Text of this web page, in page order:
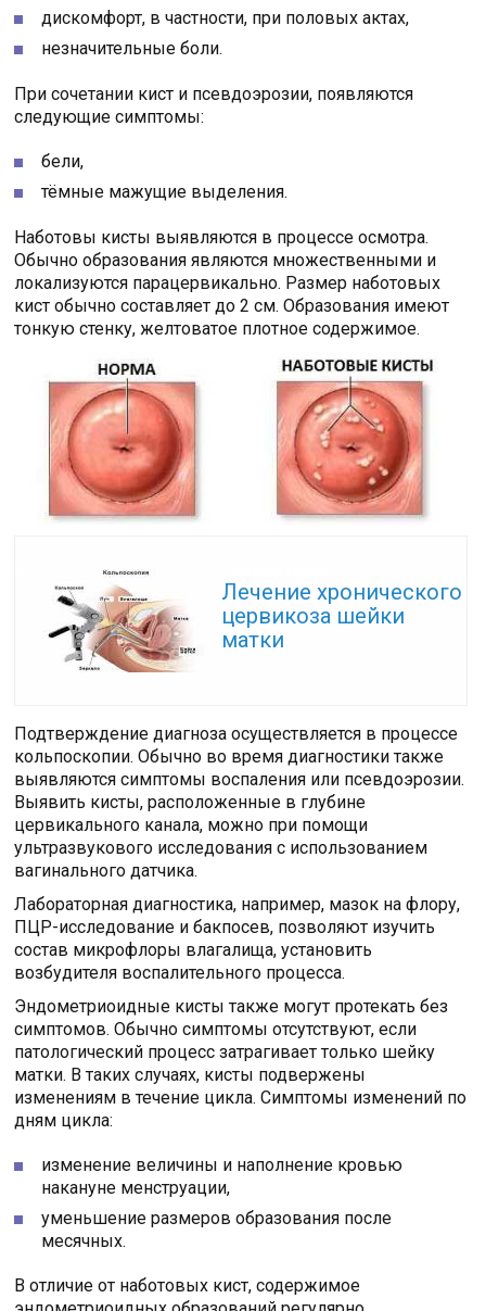
дискомфорт, в частности, при половых актах,
незначительные боли.
При сочетании кист и псевдоэрозии, появляются
следующие симптомы:
бели,
тёмные мажущие выделения.
Наботовы кисты выявляются в процессе осмотра.
Обычно образования являются множественными и
локализуются парацервикально. Размер наботовых
кист обычно составляет до 2 см. Образования имеют
тонкую стенку, желтоватое плотное содержимое.
Лечение хронического
цервикоза шейки
матки
Подтверждение диагноза осуществляется в процессе
кольпоскопии. Обычно во время диагностики также
выявляются симптомы воспаления или псевдоэрозии.
Выявить кисты, расположенные в глубине
цервикального канала, можно при помощи
ультразвукового исследования с использованием
вагинального датчика.
Лабораторная диагностика, например, мазок на флору,
ПЦР-исследование и бакпосев, позволяют изучить
состав микрофлоры влагалища, установить
возбудителя воспалительного процесса.
Эндометриоидные кисты также могут протекать без
симптомов. Обычно симптомы отсутствуют, если
патологический процесс затрагивает только шейку
матки. В таких случаях, кисты подвержены
изменениям в течение цикла. Симптомы изменений по
дням цикла:
изменение величины и наполнение кровью
накануне менструации,
уменьшение размеров образования после
месячных.
В отличие от наботовых кист, содержимое